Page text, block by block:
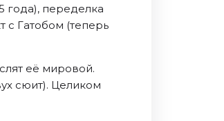
года), переделка
с Гатобом (теперь
её мировой.
сюит). Целиком